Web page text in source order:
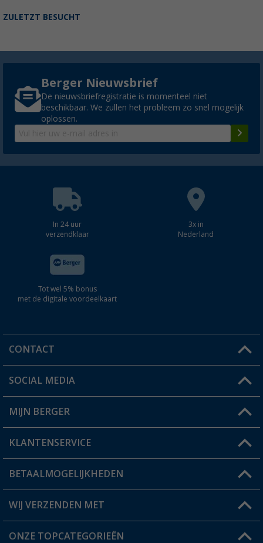
ZULETZT BESUCHT
Berger Nieuwsbrief
De nieuwsbriefregistratie is momenteel niet
beschikbaar. We zullen het probleem zo snel mogelijk
oplossen.
In 24 uur
verzendklaar
3x in
Nederland
Tot wel 5% bonus
met de digitale voordeelkaart
CONTACT
Een vraag?
Winkel vinden
SOCIAL MEDIA
MIJN BERGER
Mijn account
Status bestelling
Verlanglijstje
KLANTENSERVICE
FAQ & Contact
Verzendinformatie
BETAALMOGELIJKHEDEN
WIJ VERZENDEN MET
ONZE TOPCATEGORIEËN